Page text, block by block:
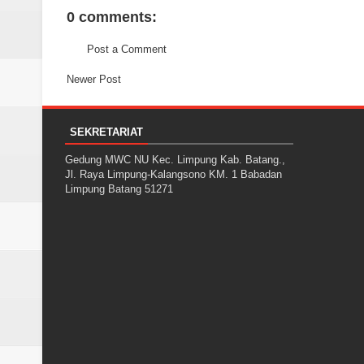
0 comments:
Post a Comment
Newer Post
SEKRETARIAT
Gedung MWC NU Kec. Limpung Kab. Batang.,
Jl. Raya Limpung-Kalangsono KM. 1 Babadan
Limpung Batang 51271